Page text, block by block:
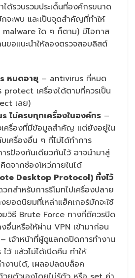
ได้รวบรวมประเด็นที่องค์กรขนาด
จะพบ และเป็นจุดสำคัญที่ทำให้
ใด ๆ ก็ตาม) มีโอกาส
ขอแนะนำให้ลองตรวจสอบลิสต์
หมดอายุ – antivirus ที่หมด
protect เครื่องได้ตามที่ควรเป็น
เลย)
ไม่ครบทุกเครื่องในองค์กร –
เครื่องที่มีข้อมูลสำคัญ แต่ยังอยู่ใน
ครื่องอื่น ๆ ที่ไม่ได้ทำการ
รป้องกันเดียวกันไว้ อาจนำมาสู่
จากช่องโหว่ภายในได้
Desktop Protocol) ทิ้งไว้
กสำหรับการรีโมทไปเครื่องปลาย
ยอดนิยมที่เหล่าแฮ็คเกอร์มักจะใช้
ยวิธี Brute Force ทางที่ดีควรปิด
งอื่นหรือให้ผ่าน VPN เข้ามาก่อน
– เจ้าหน้าที่ผู้ดูแลกดปิดการทำงาน
ว้ แล้วไม่ได้เปิดคืน ทำให้
งานได้, เผลอปลดบล็อค